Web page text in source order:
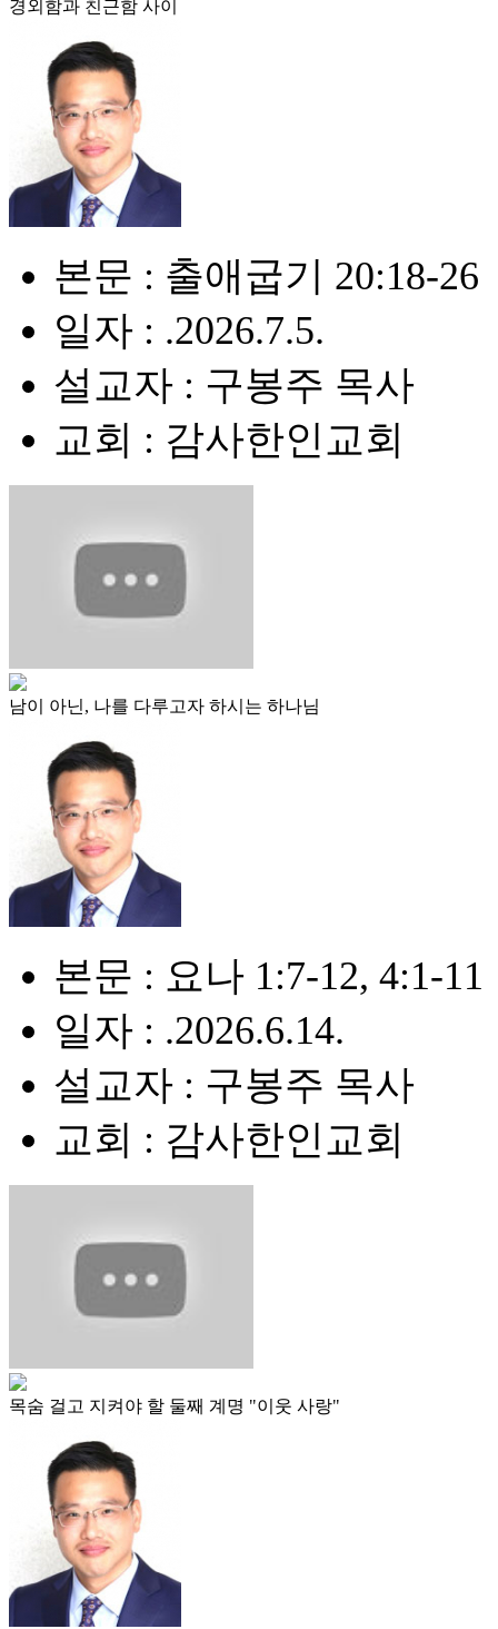
경외함과 친근함 사이
본문 : 출애굽기 20:18-26
일자 : .2026.7.5.
설교자 : 구봉주 목사
교회 : 감사한인교회
남이 아닌, 나를 다루고자 하시는 하나님
본문 : 요나 1:7-12, 4:1-11
일자 : .2026.6.14.
설교자 : 구봉주 목사
교회 : 감사한인교회
목숨 걸고 지켜야 할 둘째 계명 "이웃 사랑"